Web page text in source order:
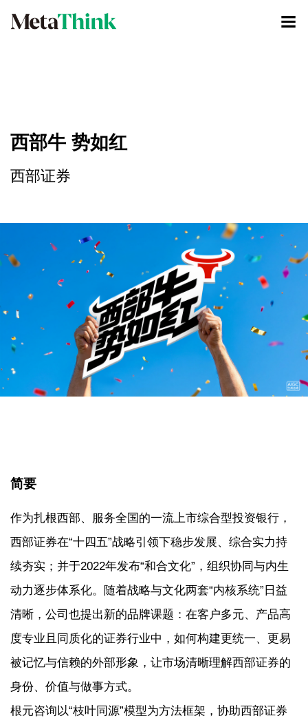
西部牛 势如红
西部证券
简要
作为扎根西部、服务全国的一流上市综合型投资银行，
西部证券在“十四五”战略引领下稳步发展、综合实力持
续夯实；并于2022年发布“和合文化”，组织协同与内生
动力逐步体系化。随着战略与文化两套“内核系统”日益
清晰，公司也提出新的品牌课题：在客户多元、产品高
度专业且同质化的证券行业中，如何构建更统一、更易
被记忆与信赖的外部形象，让市场清晰理解西部证券的
身份、价值与做事方式。
根元咨询以“枝叶同源”模型为方法框架，协助西部证券